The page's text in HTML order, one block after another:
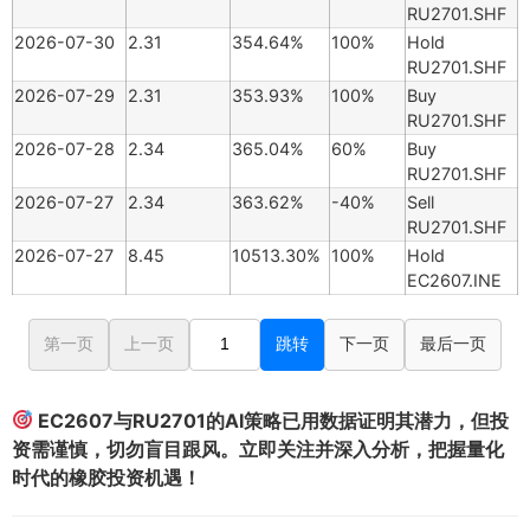
RU2701.SHF
2026-07-30
2.31 354.64% 100%
Hold
RU2701.SHF
2026-07-29
2.31 353.93% 100%
Buy
RU2701.SHF
2026-07-28
2.34 365.04% 60%
Buy
RU2701.SHF
2026-07-27
2.34 363.62% -40%
Sell
RU2701.SHF
2026-07-27
8.45 10513.30% 100%
Hold
EC2607.INE
第一页 上一页 跳转 下一页 最后一页
EC2607与RU2701的AI策略已用数据证明其潜力，但投
资需谨慎，切勿盲目跟风。立即关注并深入分析，把握量化
时代的橡胶投资机遇！